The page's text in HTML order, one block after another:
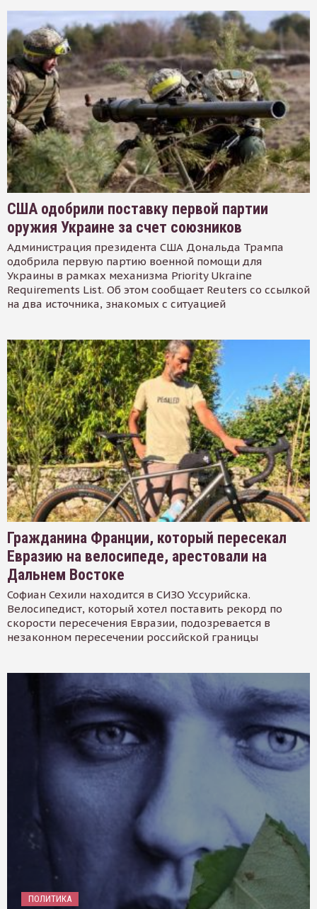
США одобрили поставку первой партии
оружия Украине за счет союзников
Администрация президента США Дональда Трампа
одобрила первую партию военной помощи для
Украины в рамках механизма Priority Ukraine
Requirements List. Об этом сообщает Reuters со ссылкой
на два источника, знакомых с ситуацией
Гражданина Франции, который пересекал
Евразию на велосипеде, арестовали на
Дальнем Востоке
Софиан Сехили находится в СИЗО Уссурийска.
Велосипедист, который хотел поставить рекорд по
скорости пересечения Евразии, подозревается в
незаконном пересечении российской границы
ПОЛИТИКА